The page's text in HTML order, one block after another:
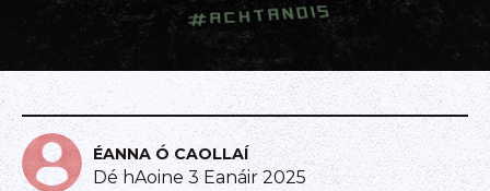
ÉANNA Ó CAOLLAÍ
Dé hAoine 3 Eanáir 2025